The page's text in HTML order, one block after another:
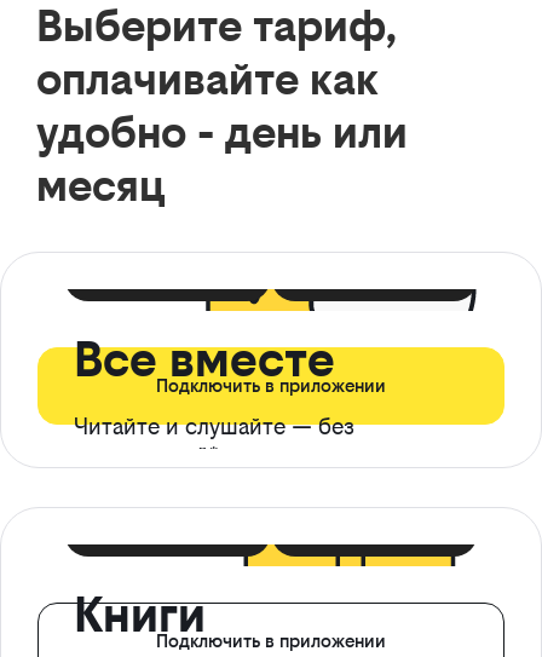
Выберите тариф,
оплачивайте как
удобно - день или
месяц
Все вместе
Читайте и слушайте — без
ограничений*
Подключить в приложении
КнигиПодключить в приложении